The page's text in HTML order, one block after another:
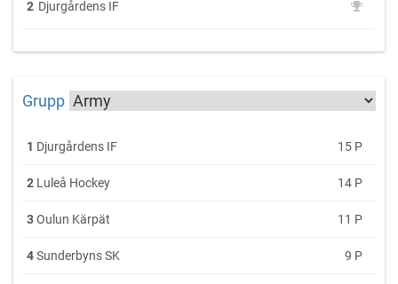
2 Djurgårdens IF
Grupp
1 Djurgårdens IF 15 P
2 Luleå Hockey 14 P
3Oulun Kärpät 11 P
4Sunderbyns SK 9 P